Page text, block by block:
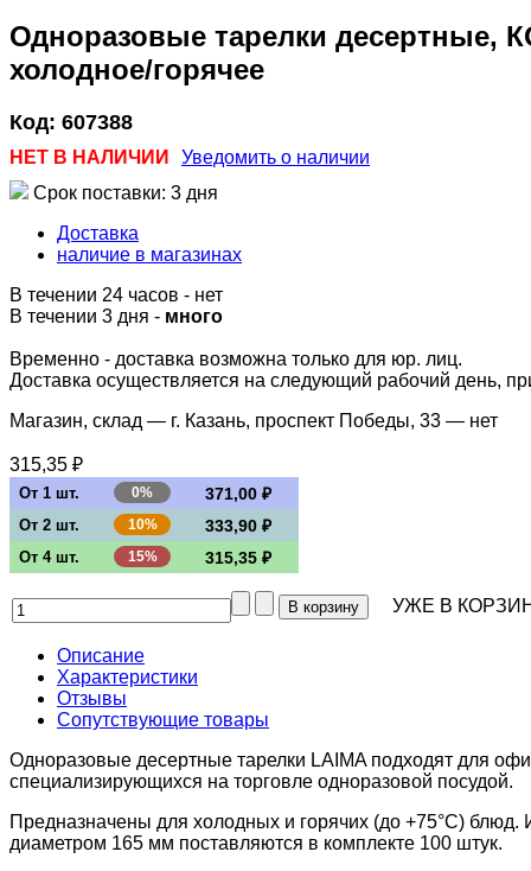
Одноразовые тарелки десертные,
холодное/горячее
Код: 607388
НЕТ В НАЛИЧИИ
Уведомить о наличии
Срок поставки: 3 дня
Доставка
наличие в магазинах
В течении 24 часов - нет
В течении 3 дня - много
Временно - доставка возможна только для юр. лиц.
Доставка осуществляется на следующий рабочий день,
Магазин, склад — г. Казань, проспект Победы, 33 — нет
315,35 ₽
От 1 шт. 0% 371,00 ₽
От 2 шт. 10% 333,90 ₽
От 4 шт. 15% 315,35 ₽
УЖЕ В
Описание
Характеристики
Отзывы
Сопутствующие товары
Одноразовые десертные тарелки LAIMA подходят для
специализирующихся на торговле одноразовой посудой.
Предназначены для холодных и горячих (до +75°C) блюд.
диаметром 165 мм поставляются в комплекте 100 штук.